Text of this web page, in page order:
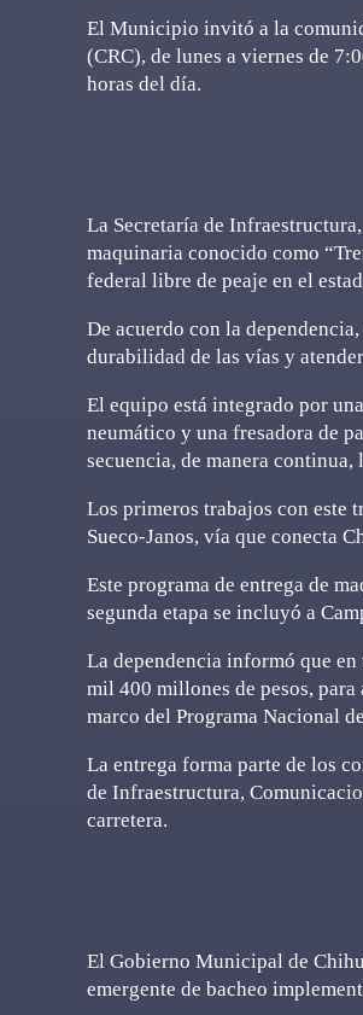
El Municipio invitó a la
(CRC), de lunes a viernes de
horas del día.
La Secretaría de
maquinaria conocido como
federal libre de peaje en el
De acuerdo con la
durabilidad de las vías y
El equipo está integrado por
neumático y una fresadora de
secuencia, de manera
Los primeros trabajos con este
Sueco-Janos, vía que conecta
Este programa de entrega de
segunda etapa se incluyó a
La dependencia informó que
mil 400 millones de pesos,
marco del Programa Nacional
La entrega forma parte de los
de Infraestructura,
carretera.
El Gobierno Municipal de
emergente de bacheo